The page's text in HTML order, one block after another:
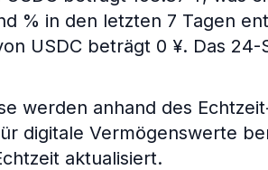
% in den letzten 7 Tagen
USDC beträgt 0 ¥. Das
werden anhand des
digitale Vermögenswerte
aktualisiert.